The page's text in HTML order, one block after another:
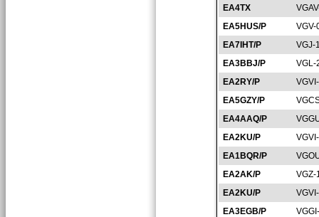
EA4TX
EA5HUS/P
VGV-
EA7IHT/P
VGJ-
EA3BBJ/P
VGL-
EA2RY/P
EA5GZY/P
EA4AAQ/P
EA2KU/P
EA1BQR/P
EA2AK/P
VGZ-
EA2KU/P
EA3EGB/P